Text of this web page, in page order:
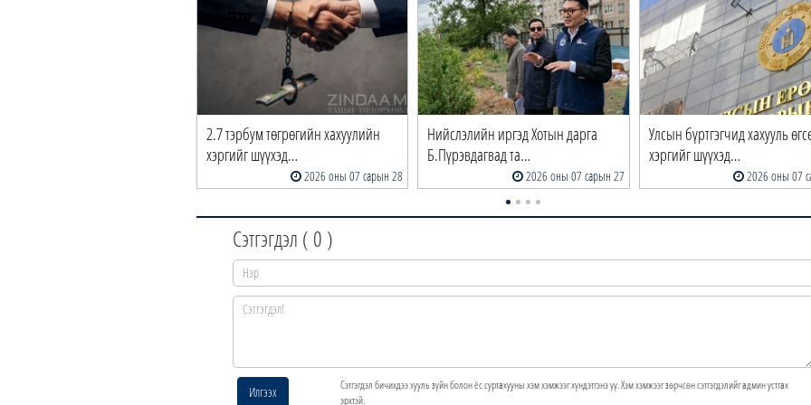
2.7 тэрбум төгрөгийн хахуулийн
хэргийг шүүхэд…
2026 оны 07 сарын 28
Нийслэлийн иргэд Хотын дарга
Б.Пүрэвдагвад та…
2026 оны 07 сарын 27
Улсын бүртгэгчид хахууль
хэргийг шүүхэд…
2026 оны 07
Сэтгэгдэл ( 0 )
Илгээх
Сэтгэгдэл бичихдээ хууль зүйн болон ёс суртахууны хэм хэмжээг хүндэтгэнэ үү. Хэм хэмжээг зөрчсөн сэтгэгдэлийг админ устгах
эрхтэй.